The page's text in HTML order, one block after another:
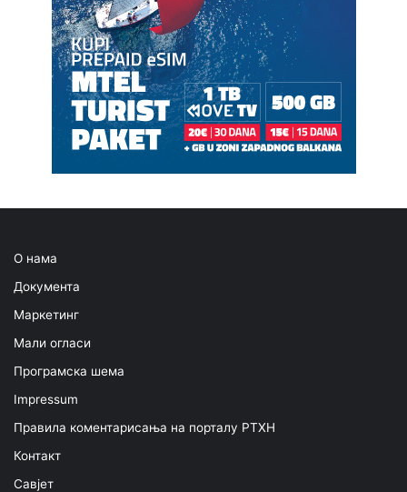
О нама
Документа
Маркетинг
Мали огласи
Програмска шема
Impressum
Правила коментарисања на порталу РТХН
Контакт
Савјет